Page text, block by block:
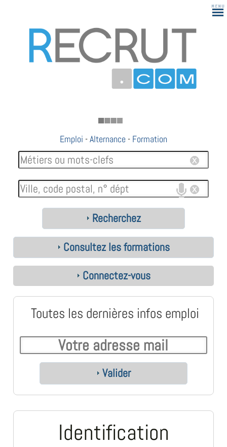
183
Emploi -Alternance - Formation
Recherchez
Consultez les formations
Connectez-vous
Toutes les dernières infos emploi
Valider
Identification